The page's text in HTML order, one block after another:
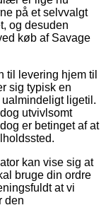
på et selvvalgt
og desuden
køb af Savage
til levering hjem til
sig typisk en
ligetil.
utvivlsomt
er betinget af at
kan vise sig at
bruge din ordre
at vi
den